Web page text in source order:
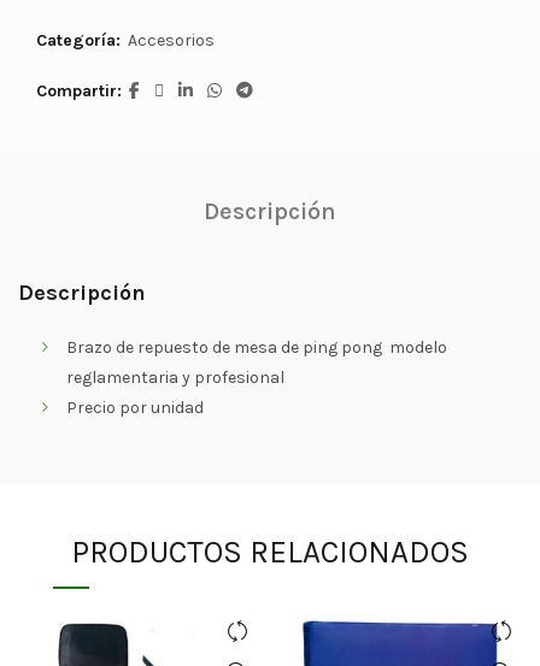
Categoría: Accesorios
Compartir
Descripción
Descripción
Brazo de repuesto de mesa de ping pong modelo
reglamentaria y profesional
Precio por unidad
PRODUCTOS RELACIONADOS